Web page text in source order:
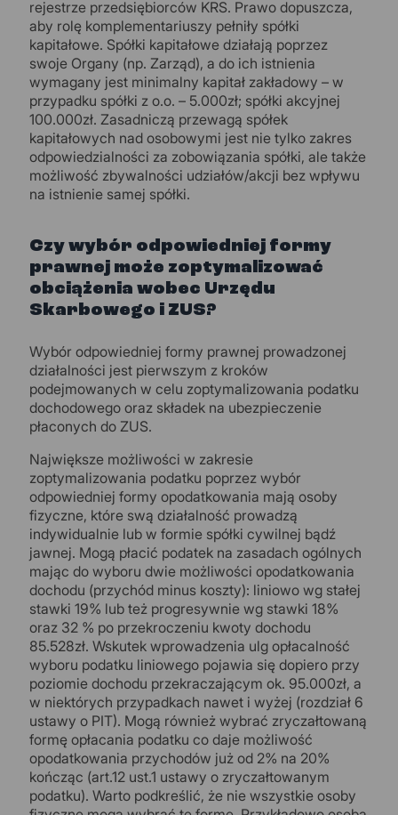
rejestrze przedsiębiorców KRS. Prawo dopuszcza,
aby rolę komplementariuszy pełniły spółki
kapitałowe. Spółki kapitałowe działają poprzez
swoje Organy (np. Zarząd), a do ich istnienia
wymagany jest minimalny kapitał zakładowy – w
przypadku spółki z o.o. – 5.000zł; spółki akcyjnej
100.000zł. Zasadniczą przewagą spółek
kapitałowych nad osobowymi jest nie tylko zakres
odpowiedzialności za zobowiązania spółki, ale także
możliwość zbywalności udziałów/akcji bez wpływu
na istnienie samej spółki.
Czy wybór odpowiedniej formy
prawnej może zoptymalizować
obciążenia wobec Urzędu
Skarbowego i ZUS?
Wybór odpowiedniej formy prawnej prowadzonej
działalności jest pierwszym z kroków
podejmowanych w celu zoptymalizowania podatku
dochodowego oraz składek na ubezpieczenie
płaconych do ZUS.
Największe możliwości w zakresie
zoptymalizowania podatku poprzez wybór
odpowiedniej formy opodatkowania mają osoby
fizyczne, które swą działalność prowadzą
indywidualnie lub w formie spółki cywilnej bądź
jawnej. Mogą płacić podatek na zasadach ogólnych
mając do wyboru dwie możliwości opodatkowania
dochodu (przychód minus koszty): liniowo wg stałej
stawki 19% lub też progresywnie wg stawki 18%
oraz 32 % po przekroczeniu kwoty dochodu
85.528zł. Wskutek wprowadzenia ulg opłacalność
wyboru podatku liniowego pojawia się dopiero przy
poziomie dochodu przekraczającym ok. 95.000zł, a
w niektórych przypadkach nawet i wyżej (rozdział 6
ustawy o PIT). Mogą również wybrać zryczałtowaną
formę opłacania podatku co daje możliwość
opodatkowania przychodów już od 2% na 20%
kończąc (art.12 ust.1 ustawy o zryczałtowanym
podatku). Warto podkreślić, że nie wszystkie osoby